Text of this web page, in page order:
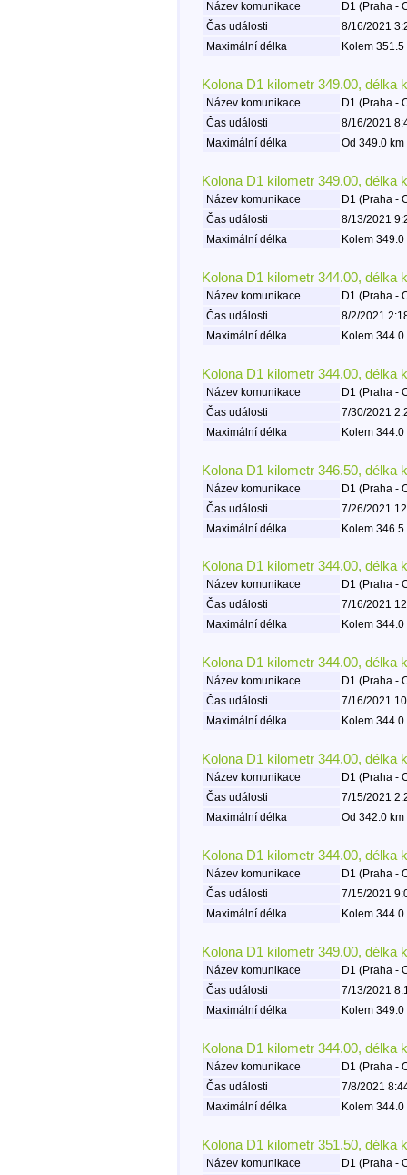
Název komunikace
D1 (Praha -
Čas události
8/16/2021
Maximální délka
Kolem
Kolona D1 kilometr 349.00, délka
Název komunikace
D1 (Praha -
Čas události
8/16/2021
Maximální délka
Od 349.0
Kolona D1 kilometr 349.00, délka
Název komunikace
D1 (Praha -
Čas události
8/13/2021
Maximální délka
Kolem
Kolona D1 kilometr 344.00, délka
Název komunikace
D1 (Praha -
Čas události
8/2/2021
Maximální délka
Kolem
Kolona D1 kilometr 344.00, délka
Název komunikace
D1 (Praha -
Čas události
7/30/2021
Maximální délka
Kolem
Kolona D1 kilometr 346.50, délka
Název komunikace
D1 (Praha -
Čas události
7/26/2021
Maximální délka
Kolem
Kolona D1 kilometr 344.00, délka
Název komunikace
D1 (Praha -
Čas události
7/16/2021
Maximální délka
Kolem
Kolona D1 kilometr 344.00, délka
Název komunikace
D1 (Praha -
Čas události
7/16/2021
Maximální délka
Kolem
Kolona D1 kilometr 344.00, délka
Název komunikace
D1 (Praha -
Čas události
7/15/2021
Maximální délka
Od 342.0
Kolona D1 kilometr 344.00, délka
Název komunikace
D1 (Praha -
Čas události
7/15/2021
Maximální délka
Kolem
Kolona D1 kilometr 349.00, délka
Název komunikace
D1 (Praha -
Čas události
7/13/2021
Maximální délka
Kolem
Kolona D1 kilometr 344.00, délka
Název komunikace
D1 (Praha -
Čas události
7/8/2021
Maximální délka
Kolem
Kolona D1 kilometr 351.50, délka
Název komunikace
D1 (Praha -